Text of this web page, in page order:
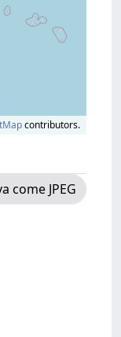
contributors.
come JPEG